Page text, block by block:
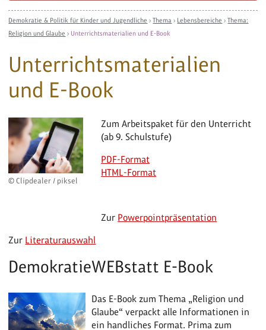
Demokratie & Politik für Kinder und Jugendliche ›Thema › Lebensbereiche ›Thema:
Religion und Glaube › Unterrichtsmaterialien und E-Book
Unterrichtsmaterialien
und E-Book
© Clipdealer / piksel
Zum Arbeitspaket für den Unterricht
(ab 9. Schulstufe)
PDF-Format
HTML-Format
Zur Powerpointpräsentation
Zur Literaturauswahl
DemokratieWEBstatt E-Book
Das E-Book zum Thema „Religion und
Glaube“ verpackt alle Informationen in
ein handliches Format. Prima zum